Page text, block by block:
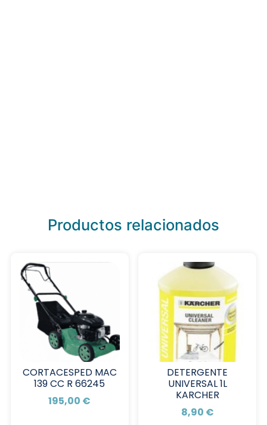
Productos relacionados
CORTACESPED MAC
139 CC R 66245
195,00 €
DETERGENTE
UNIVERSAL 1L
KARCHER
8,90 €